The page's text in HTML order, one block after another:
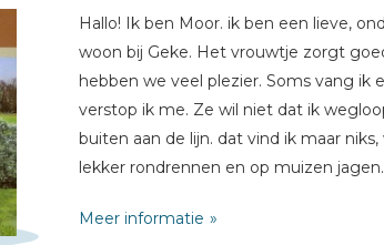
Hallo! Ik ben Moor. ik ben een lieve,
woon bij Geke. Het vrouwtje zorgt
hebben we veel plezier. Soms vang ik
verstop ik me. Ze wil niet dat ik
buiten aan de lijn. dat vind ik maar
lekker rondrennen en op muizen
Meer informatie